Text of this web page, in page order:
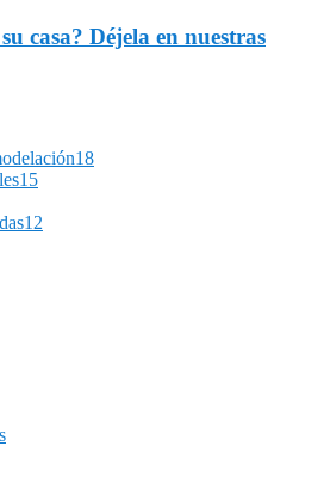
casa? Déjela en nuestras
18
15
12